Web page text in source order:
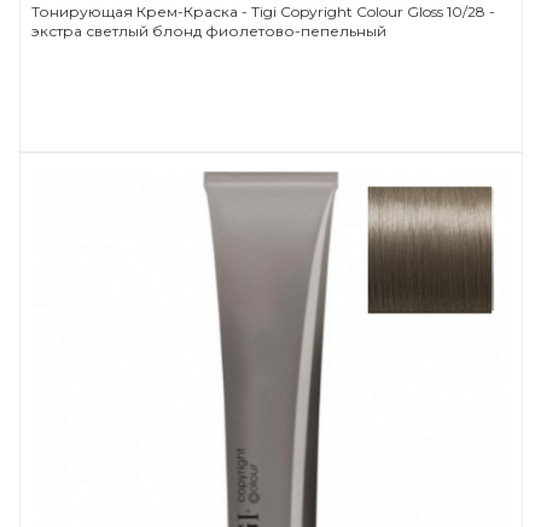
Тонирующая Крем-Краска - Tigi Copyright Сolour Gloss 10/28 -
экстра светлый блонд фиолетово-пепельный